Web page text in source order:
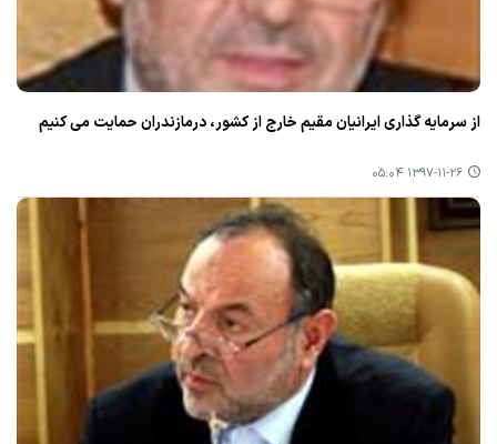
از سرمایه گذاری ایرانیان مقیم خارج از كشور، درمازندران حمایت می كنیم
۱۳۹۷-۱۱-۲۶ ۰۵:۰۴